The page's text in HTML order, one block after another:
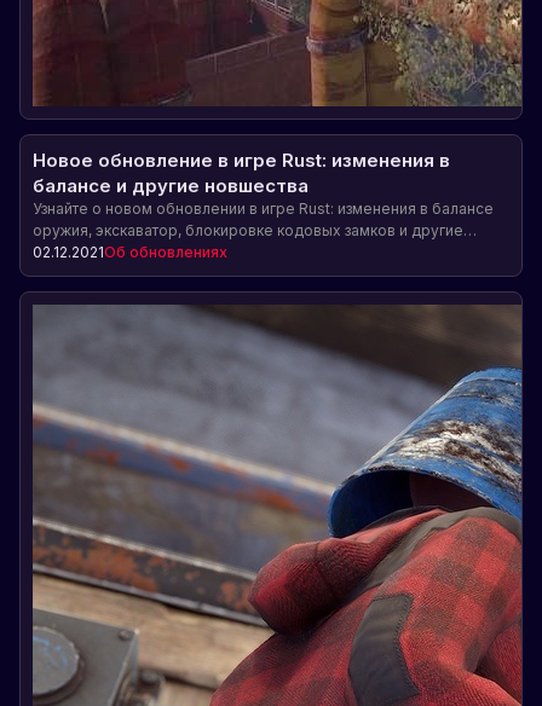
Новое обновление в игре Rust: изменения в
балансе и другие новшества
Узнайте о новом обновлении в игре Rust: изменения в балансе
оружия, экскаватор, блокировке кодовых замков и другие
новшества. Также празднование восьмой годовщины Rust и
важная информация для игроков на серверах Facepunch.
02.12.2021Об обновлениях